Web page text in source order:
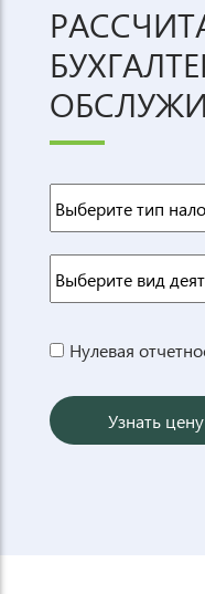
Нулевая
Узнать цену